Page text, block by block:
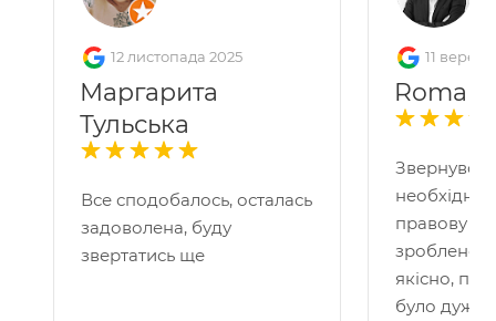
12 листопада 2025
Маргарита
Тульська
Все сподобалось, осталась
задоволена, буду
звертатись ще
11
Roman
Звернувся
правову
зроблено
якісно,
було дуже